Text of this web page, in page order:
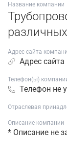
Название компании
Адрес сайта
Адрес сайта
Телефон(ы)
Телефон не
Отраслевая
Описание компании
* Описание не